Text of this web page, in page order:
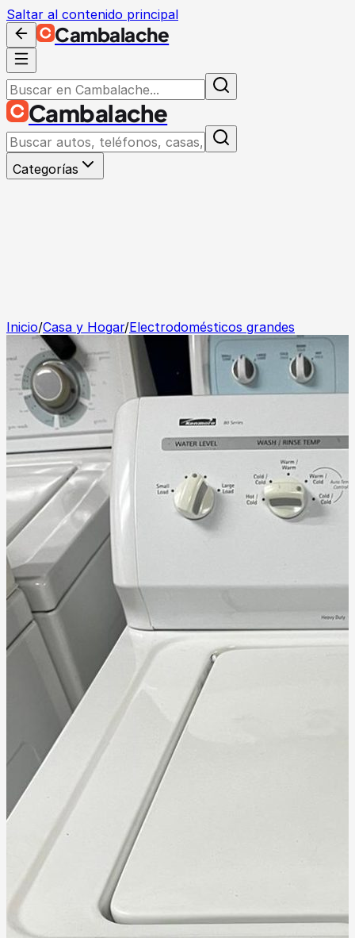
Saltar al contenido principal
Cambalache
Cambalache
Categorías
Inicio/Casa y Hogar/Electrodomésticos grandes